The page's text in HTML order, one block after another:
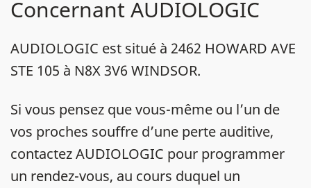
Concernant AUDIOLOGIC
AUDIOLOGIC est situé à 2462 HOWARD AVE
STE 105 à N8X 3V6 WINDSOR.
Si vous pensez que vous-même ou l’un de
vos proches souffre d’une perte auditive,
contactez AUDIOLOGIC pour programmer
un rendez-vous, au cours duquel un